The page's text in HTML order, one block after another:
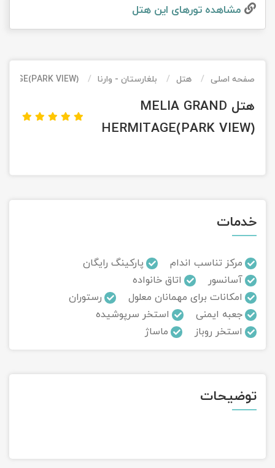
مشاهده تور‌های این هتل
صفحه اصلی هتل بلغارستان - وارنا VIEW)
هتل MELIA GRAND
HERMITAGE(PARK VIEW)
خدمات
مرکز تناسب اندام
پارکینگ رایگان
آسانسور
اتاق خانواده
امکانات برای مهمانان معلول
رستوران
جعبه ایمنی
استخر سرپوشیده
استخر روباز
ماساژ
توضیحات
تور کویر کاراکال
تور کویر مصر
تور هرمز
تور مرداب سراوان
تور گلستان
تور سوباتان
تور چابهار
تور کاشان
تور کیش از ساری
اقساطی
تور کیش از بندرعباس
اقساطی
تور قزاقستان اقساطی
تور زیارتی اقساطی